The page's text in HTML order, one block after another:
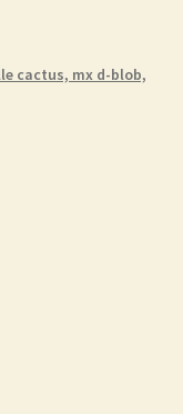
cactus, mx d-blob,